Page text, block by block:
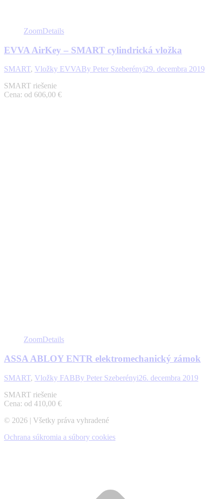
ZoomDetails
EVVA AirKey – SMART cylindrická vložka
SMART, Vložky EVVABy Peter Szeberényi29. decembra 2019
SMART riešenie
Cena: od 606,00 €
ZoomDetails
ASSA ABLOY ENTR elektromechanický zámok
SMART, Vložky FABBy Peter Szeberényi26. decembra 2019
SMART riešenie
Cena: od 410,00 €
© 2026 | Všetky práva vyhradené
Ochrana súkromia a súbory cookies